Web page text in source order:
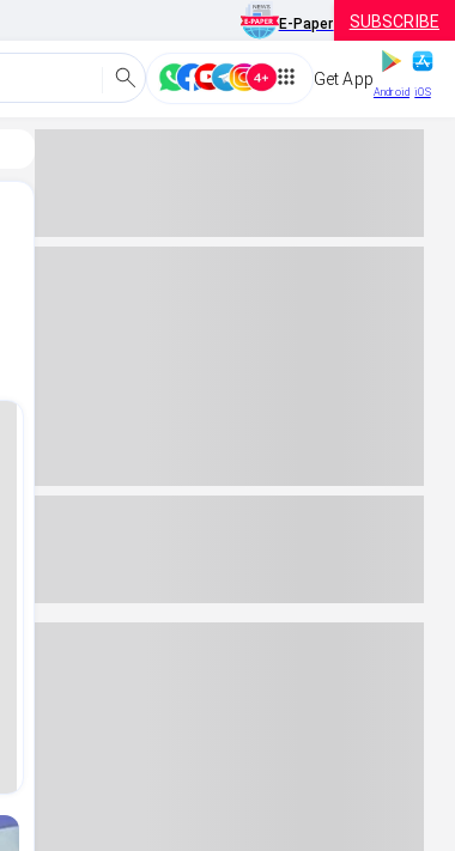
E-Paper SUBSCRIBE
Get App
Android iOS